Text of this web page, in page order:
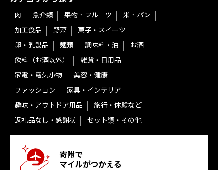
肉 魚介類 果物・フルーツ
米・パン
加工食品
野菜
菓子・スイーツ
卵・乳製品
麺類 調味料・油
お酒
飲料（お酒以外）
雑貨・日用品
家電・電気小物
美容・健康
ファッション
家具・インテリア
趣味・アウトドア用品
旅行・体験など
返礼品なし・感謝状
セット類・その他
寄附で
マイルがつかえる